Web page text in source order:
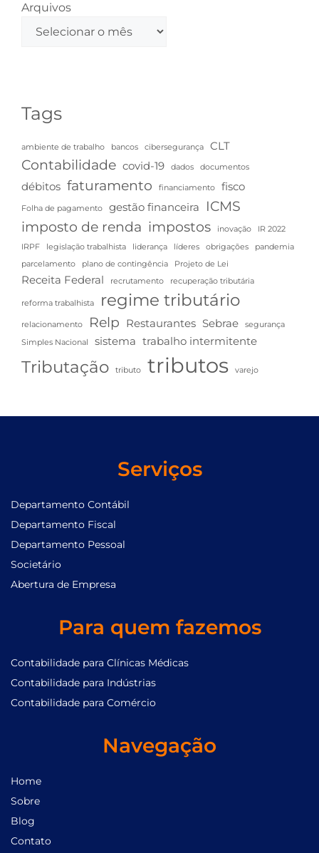
Arquivos
Tags
ambiente de trabalho bancos cibersegurança CLT
Contabilidade covid-19 dados documentos
débitos faturamento financiamento fisco
Folha de pagamento gestão financeira
ICMS
imposto de renda impostos inovação
IR 2022
IRPF
legislação trabalhista liderança líderes obrigações
pandemia
parcelamento
plano de contingência Projeto de Lei
Receita Federal recrutamento recuperação tributária
reforma trabalhista regime tributário
relacionamento Relp Restaurantes Sebrae
segurança
Simples Nacional
sistema trabalho intermitente
Tributação tributo tributos varejo
Serviços
Departamento Contábil
Departamento Fiscal
Departamento Pessoal
Societário
Abertura de Empresa
Para quem fazemos
Contabilidade para Clínicas Médicas
Contabilidade para Indústrias
Contabilidade para Comércio
Navegação
Home
Sobre
Blog
Contato